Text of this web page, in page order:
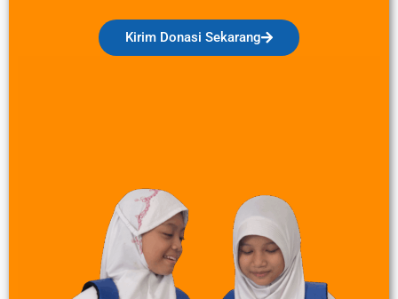
Kirim Donasi Sekarang